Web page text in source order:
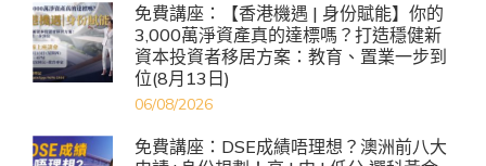
免費講座：【香港機遇 | 身份賦能】你的
3,000萬淨資產真的達標嗎？打造穩健新
資本投資者移居方案：教育、置業一步到
位(8月13日)
06/08/2026
免費講座：DSE成績唔理想？澳洲前八大